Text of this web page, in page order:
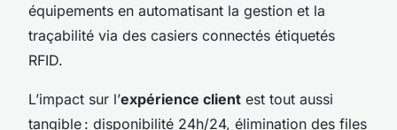
équipements en automatisant la gestion et la
traçabilité via des casiers connectés étiquetés
RFID.
L’impact sur l’expérience client est tout aussi
tangible : disponibilité 24h/24, élimination des files